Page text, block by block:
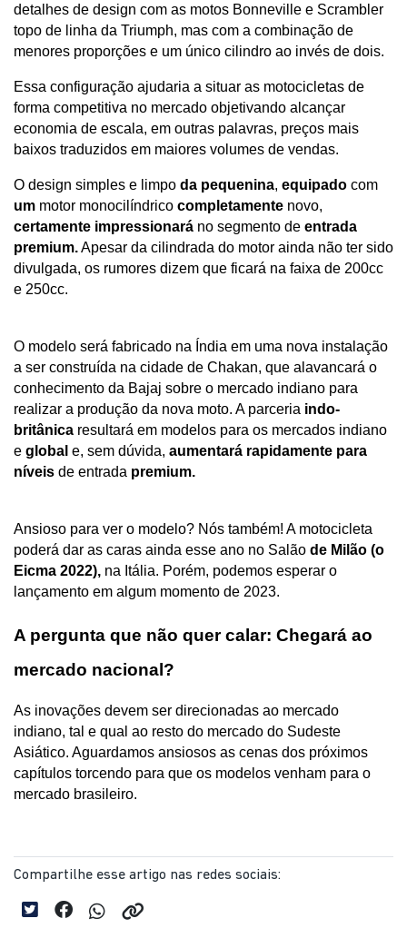
detalhes de design com as motos Bonneville e Scrambler
topo de linha da Triumph, mas com a combinação de
menores proporções e um único cilindro ao invés de dois.
Essa configuração ajudaria a situar as motocicletas de
forma competitiva no mercado objetivando alcançar
economia de escala, em outras palavras, preços mais
baixos traduzidos em maiores volumes de vendas.
O design simples e limpo da pequenina, equipado
um motor monocilíndrico completamente
certamente impressionará no segmento de entrada
premium. Apesar da cilindrada do motor ainda não ter sido
divulgada, os rumores dizem que ficará na faixa de 200cc
e 250cc.
O modelo será fabricado na Índia em uma nova instalação
a ser construída na cidade de Chakan, que alavancará o
conhecimento da Bajaj sobre o mercado indiano para
realizar a produção da nova moto. A parceria indo-
britânica resultará em modelos para os mercados indiano
e global e, sem dúvida, aumentará rapidamente para
níveis de entrada premium.
Ansioso para ver o modelo? Nós também! A motocicleta
poderá dar as caras ainda esse ano no Salão de Milão (o
Eicma 2022), na Itália. Porém, podemos esperar o
lançamento em algum momento de 2023.
A pergunta que não quer calar: Chegará ao
mercado nacional?
As inovações devem ser direcionadas ao mercado
indiano, tal e qual ao resto do mercado do Sudeste
Asiático. Aguardamos ansiosos as cenas dos próximos
capítulos torcendo para que os modelos venham para o
mercado brasileiro.
Compartilhe esse artigo nas redes sociais: